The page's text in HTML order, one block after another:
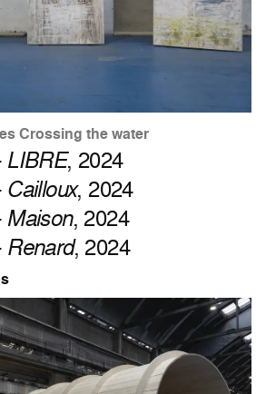
Crossing the water
LIBRE, 2024
Cailloux, 2024
Maison, 2024
Renard, 2024